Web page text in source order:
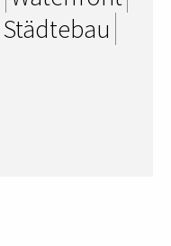
Städtebau